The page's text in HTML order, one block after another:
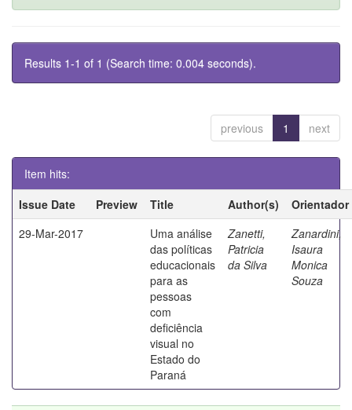
Results 1-1 of 1 (Search time: 0.004 seconds).
previous 1 next
Item hits:
Issue Date
Preview Title Author(s)
Orientador
29-Mar-2017
Uma análise
das políticas
educacionais
para as
pessoas
com
deficiência
visual no
Estado do
Paraná
Zanetti,
Patricia
da Silva
Zanardini,
Isaura
Monica
Souza